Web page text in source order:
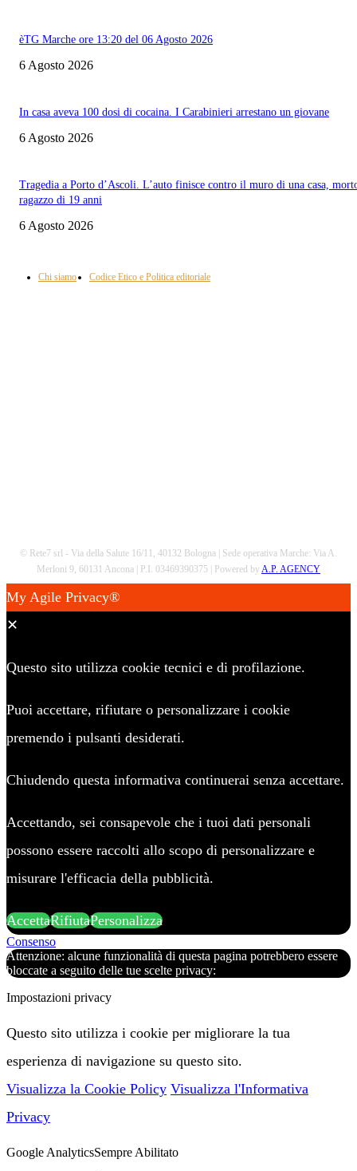
èTG Marche ore 13:20 del 06 Agosto 2026
6 Agosto 2026
In casa aveva 100 dosi di cocaina. I Carabinieri arrestano un giovane
6 Agosto 2026
Tragedia a Porto d’Ascoli. L’auto finisce contro il muro di una casa,
ragazzo di 19 anni
6 Agosto 2026
Chi siamo Codice Etico e Politica editoriale
© Rete7 srl - Via della Salute 16/11, 40132 Bologna | Sede operativa Marche: Via A.
Merloni 9, 60131 Ancona | P.I. 03469390375 | Powered by A.P. AGENCY
My Agile Privacy®
✕
Questo sito utilizza cookie tecnici e di profilazione.
Puoi accettare, rifiutare o personalizzare i cookie
premendo i pulsanti desiderati.
Chiudendo questa informativa continuerai senza accettare.
Accettando, sei consapevole che i tuoi dati personali
possono essere raccolti allo scopo di personalizzare e
misurare l'efficacia della pubblicità.
AccettaRifiutaPersonalizza
Consenso
Attenzione: alcune funzionalità di questa pagina potrebbero essere
bloccate a seguito delle tue scelte privacy:
Impostazioni privacy
Questo sito utilizza i cookie per migliorare la tua
esperienza di navigazione su questo sito.
Visualizza la Cookie Policy Visualizza l'Informativa
Privacy
Google AnalyticsSempre Abilitato